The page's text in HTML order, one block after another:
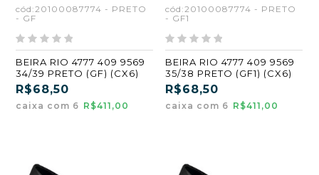
cód:20100087774 - PRETO
- GF
BEIRA RIO 4777 409 9569
34/39 PRETO (GF) (CX6)
R$68,50
caixa com 6 R$411,00
cód:20100087774 - PRETO
- GF1
BEIRA RIO 4777 409 9569
35/38 PRETO (GF1) (CX6)
R$68,50
caixa com 6 R$411,00